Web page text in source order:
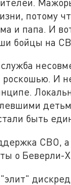
потому
и папа. И
бойцы на
И
быть
СВО, а
о Беверли-